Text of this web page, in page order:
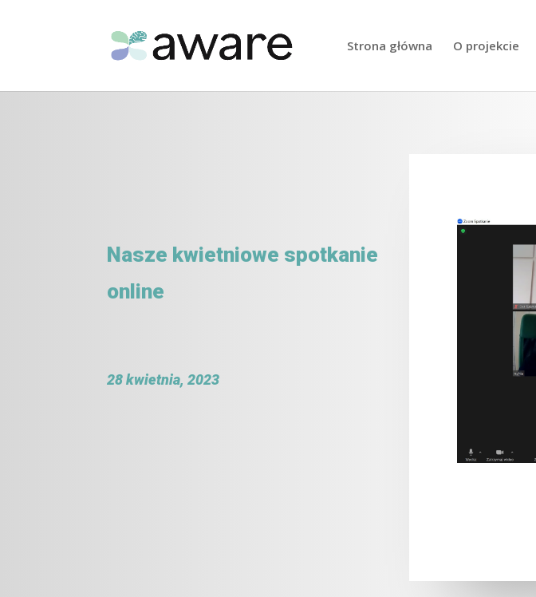
Strona główna O projekcie
Nasze kwietniowe spotkanie
online
28 kwietnia, 2023